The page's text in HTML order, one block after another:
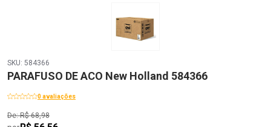
SKU: 584366
PARAFUSO DE ACO New Holland 584366
0 avaliações
De: R$ 68,98